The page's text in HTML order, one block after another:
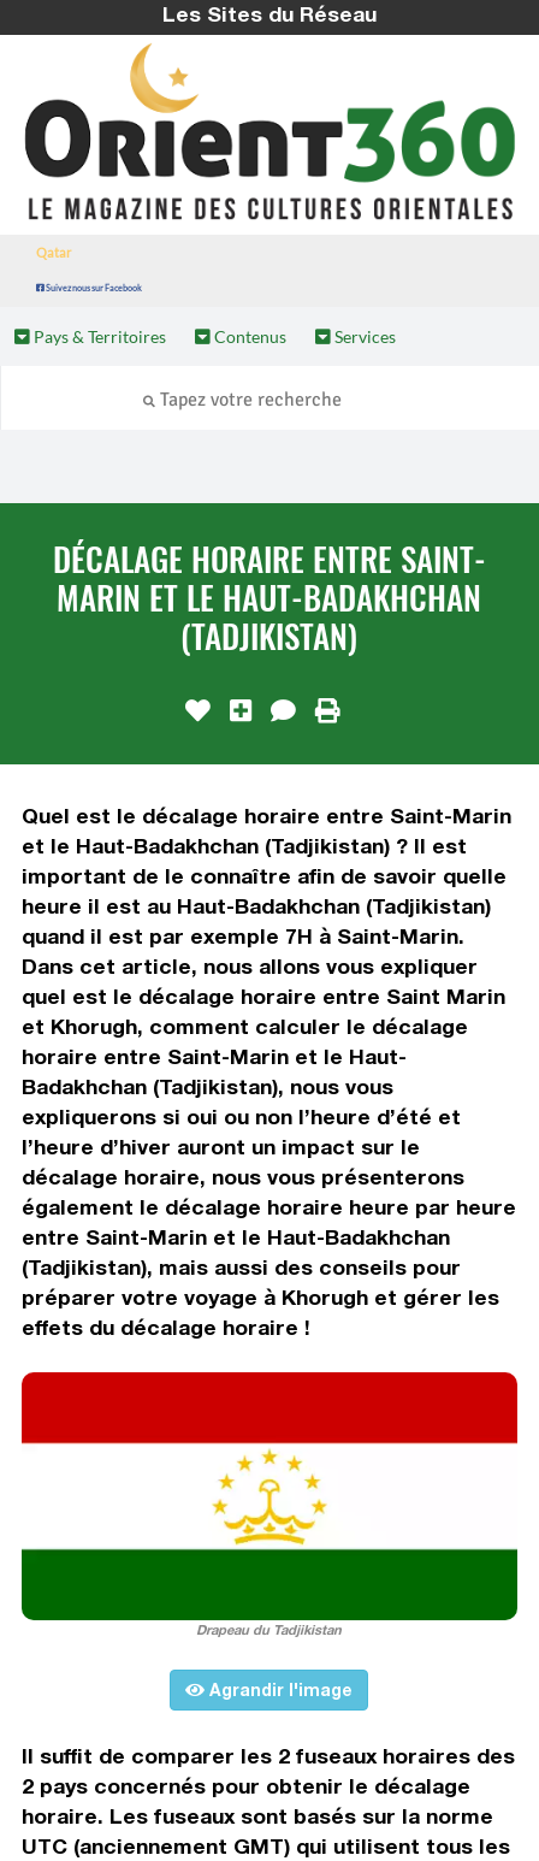
Les Sites du Réseau
Qatar
Suivez nous sur Facebook
Pays & Territoires Contenus Services
DÉCALAGE HORAIRE ENTRE SAINT-
MARIN ET LE HAUT-BADAKHCHAN
(TADJIKISTAN)
Quel est le décalage horaire entre Saint-Marin
et le Haut-Badakhchan (Tadjikistan) ? Il est
important de le connaître afin de savoir quelle
heure il est au Haut-Badakhchan (Tadjikistan)
quand il est par exemple 7H à Saint-Marin.
Dans cet article, nous allons vous expliquer
quel est le décalage horaire entre Saint Marin
et Khorugh, comment calculer le décalage
horaire entre Saint-Marin et le Haut-
Badakhchan (Tadjikistan), nous vous
expliquerons si oui ou non l’heure d’été et
l’heure d’hiver auront un impact sur le
décalage horaire, nous vous présenterons
également le décalage horaire heure par heure
entre Saint-Marin et le Haut-Badakhchan
(Tadjikistan), mais aussi des conseils pour
préparer votre voyage à Khorugh et gérer les
effets du décalage horaire !
Drapeau du Tadjikistan
Agrandir l'image
Il suffit de comparer les 2 fuseaux horaires des
2 pays concernés pour obtenir le décalage
horaire. Les fuseaux sont basés sur la norme
UTC (anciennement GMT) qui utilisent tous les